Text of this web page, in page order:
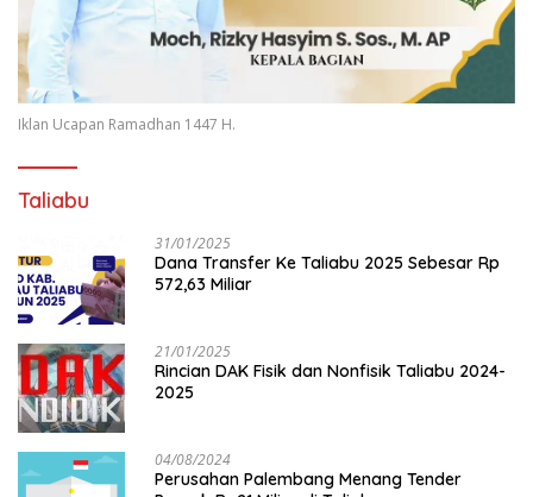
Iklan Ucapan Ramadhan 1447 H.
Taliabu
31/01/2025
Dana Transfer Ke Taliabu 2025 Sebesar Rp
572,63 Miliar
21/01/2025
Rincian DAK Fisik dan Nonfisik Taliabu 2024-
2025
04/08/2024
Perusahan Palembang Menang Tender